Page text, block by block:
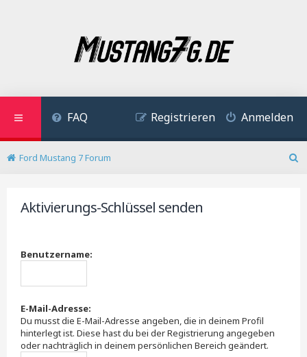
FAQ Anmelden
Registrieren
Ford Mustang 7 Forum
Aktivierungs-Schlüssel senden
Benutzername:
E-Mail-Adresse:
Du musst die E-Mail-Adresse angeben, die in deinem Profil
hinterlegt ist. Diese hast du bei der Registrierung angegeben
oder nachträglich in deinem persönlichen Bereich geändert.